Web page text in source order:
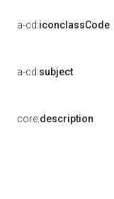
a-cd:iconclassCode
a-cd:subject
core:description